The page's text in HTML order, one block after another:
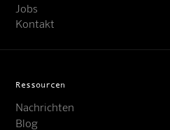
Jobs
Kontakt
Ressourcen
Nachrichten
Blog